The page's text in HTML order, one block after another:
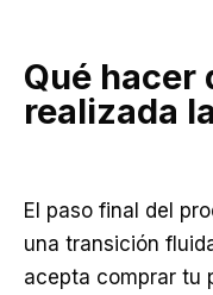
Qué hacer
realizada
El paso final del
una transición
acepta comprar tu